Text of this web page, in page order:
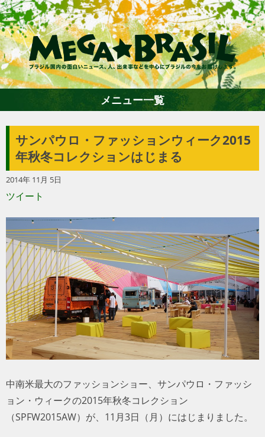
ホーム
エンターテイメント
グルメ
トラベル
サッカー
PEOPLE
コラム
メニュー一覧
サンパウロ・ファッションウィーク2015
年秋冬コレクションはじまる
2014年 11月 5日
ツイート
中南米最大のファッションショー、サンパウロ・ファッシ
ョン・ウィークの2015年秋冬コレクション
（SPFW2015AW）が、11月3日（月）にはじまりました。